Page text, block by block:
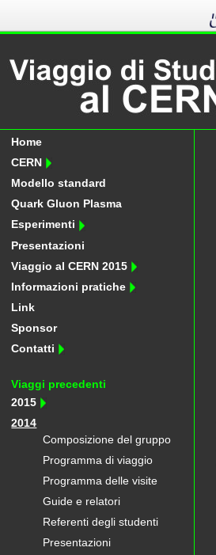
Home
CERN
Modello standard
Quark Gluon Plasma
Esperimenti
Presentazioni
Viaggio al CERN 2015
Informazioni pratiche
Link
Sponsor
Contatti
Viaggi precedenti
2015
2014
Composizione del gruppo
Programma di viaggio
Programma delle visite
Guide e relatori
Referenti degli studenti
Presentazioni